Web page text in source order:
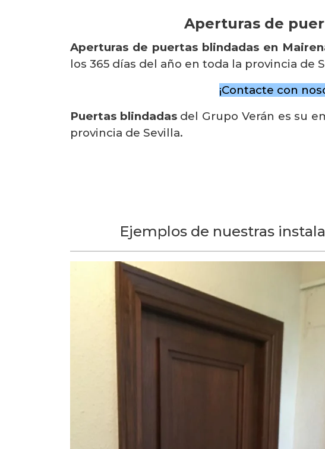
Aperturas de
Aperturas de puertas blindadas en
los 365 días del año en toda la provincia de
¡Contacte con
Puertas blindadasdel Grupo Verán es su
provincia de Sevilla.
Ejemplos de nuestras